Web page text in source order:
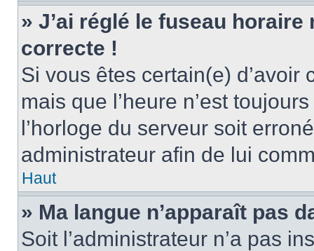
» J’ai réglé le fuseau horaire
correcte !
Si vous êtes certain(e)
mais que l’heure n’est
l’horloge du serveur soit
administrateur afin de lui
Haut
» Ma langue n’apparaît pas
Soit l’administrateur n’a pas